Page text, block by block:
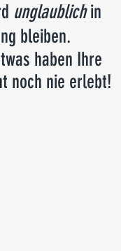
unglaublichin
bleiben.
haben Ihre
noch nie erlebt!